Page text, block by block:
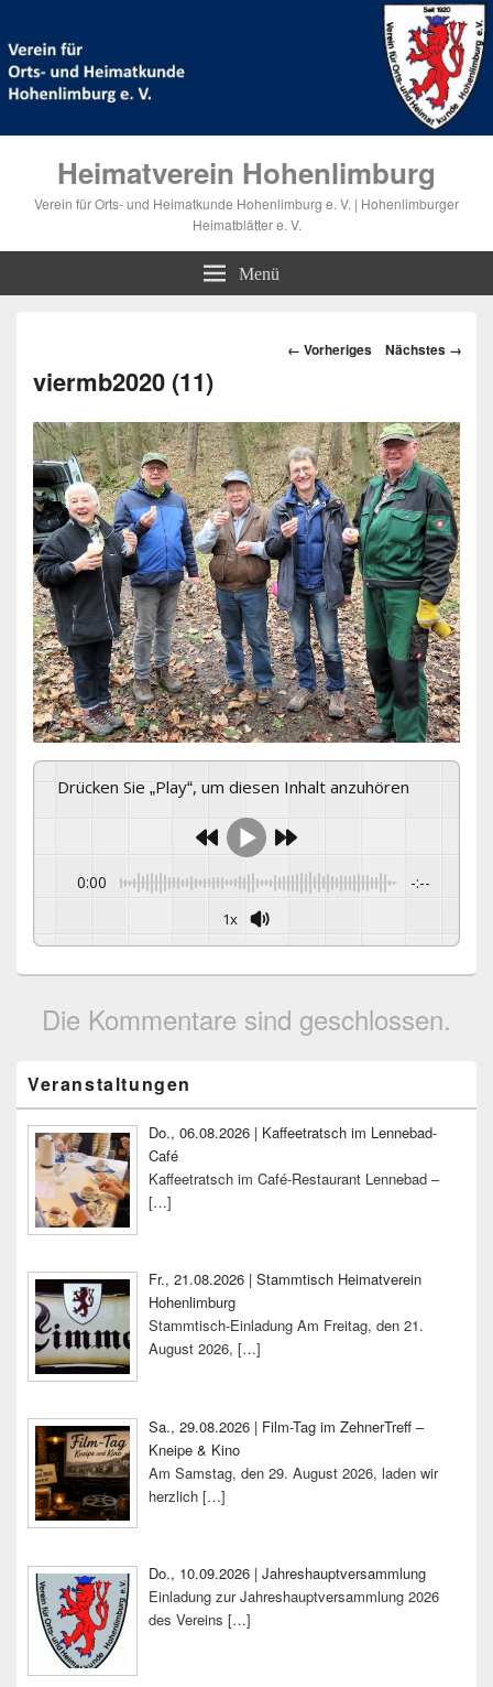
Heimatverein Hohenlimburg
Verein für Orts- und Heimatkunde Hohenlimburg e. V. | Hohenlimburger
Heimatblätter e. V.
Menü
Bilder-
← Vorheriges Nächstes →
viermb2020 (11)
Drücken Sie „Play“, um diesen Inhalt anzuhören
0:00 -:--
1x
Die Kommentare sind geschlossen.
Seitenleisten-
Widgetbereich
Veranstaltungen
Do., 06.08.2026 | Kaffeetratsch im Lennebad-
Café
Kaffeetratsch im Café-Restaurant Lennebad –
[…]
Fr., 21.08.2026 | Stammtisch Heimatverein
Hohenlimburg
Stammtisch-Einladung Am Freitag, den 21.
August 2026, […]
Sa., 29.08.2026 | Film-Tag im ZehnerTreff –
Kneipe & Kino
Am Samstag, den 29. August 2026, laden wir
herzlich […]
Do., 10.09.2026 | Jahreshauptversammlung
Einladung zur Jahreshauptversammlung 2026
des Vereins […]